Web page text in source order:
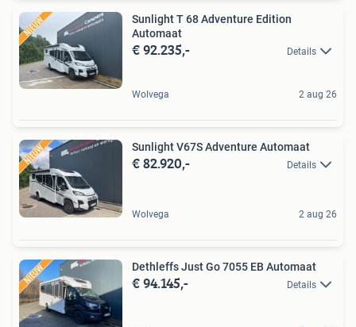
Sunlight T 68 Adventure Edition
Automaat
€ 92.235,- Details
Wolvega 2 aug 26
Sunlight V67S Adventure Automaat
€ 82.920,- Details
Wolvega 2 aug 26
Dethleffs Just Go 7055 EB Automaat
€ 94.145,- Details